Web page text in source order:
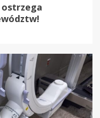
ostrzega